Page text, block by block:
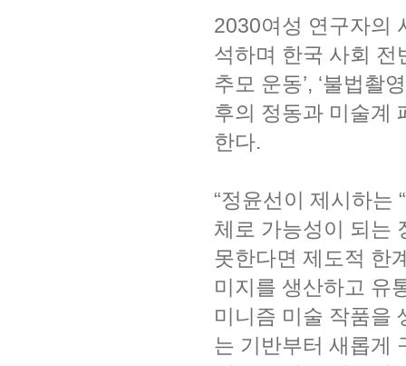
2030여성 연구자의
석하며 한국 사회 전
추모 운동’, ‘불법촬
후의 정동과 미술계
한다.
“정윤선이 제시하는
체로 가능성이 되는
못한다면 제도적 한
미지를 생산하고 유
미니즘 미술 작품을
는 기반부터 새롭게